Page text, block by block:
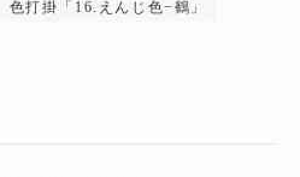
色打掛「16.えんじ色−鶴」